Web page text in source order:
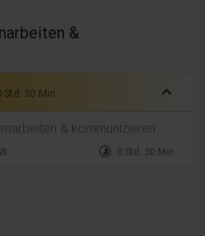
&
Std. 30 Min. expand_less
& kommunizieren
timelapse 0 Std. 30 Min.